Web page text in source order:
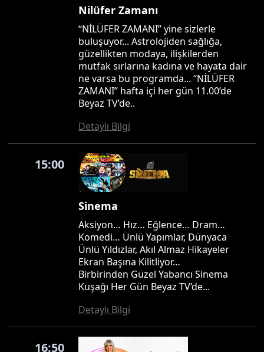
Nilüfer Zamanı
“NİLÜFER ZAMANI” yine sizlerle
buluşuyor... Astrolojiden sağlığa,
güzellikten modaya, ilişkilerden
mutfak sırlarına kadına ve hayata dair
ne varsa bu programda... “NİLÜFER
ZAMANI” hafta içi her gün 11.00’de
Beyaz TV’de..
Detaylı Bilgi
15:00
Sinema
Aksiyon… Hız… Eğlence… Dram…
Komedi… Ünlü Yapımlar, Dünyaca
Ünlü Yıldızlar, Akıl Almaz Hikayeler
Ekran Başına Kilitliyor…
Birbirinden Güzel Yabancı Sinema
Kuşağı Her Gün Beyaz TV’de...
Detaylı Bilgi
16:50